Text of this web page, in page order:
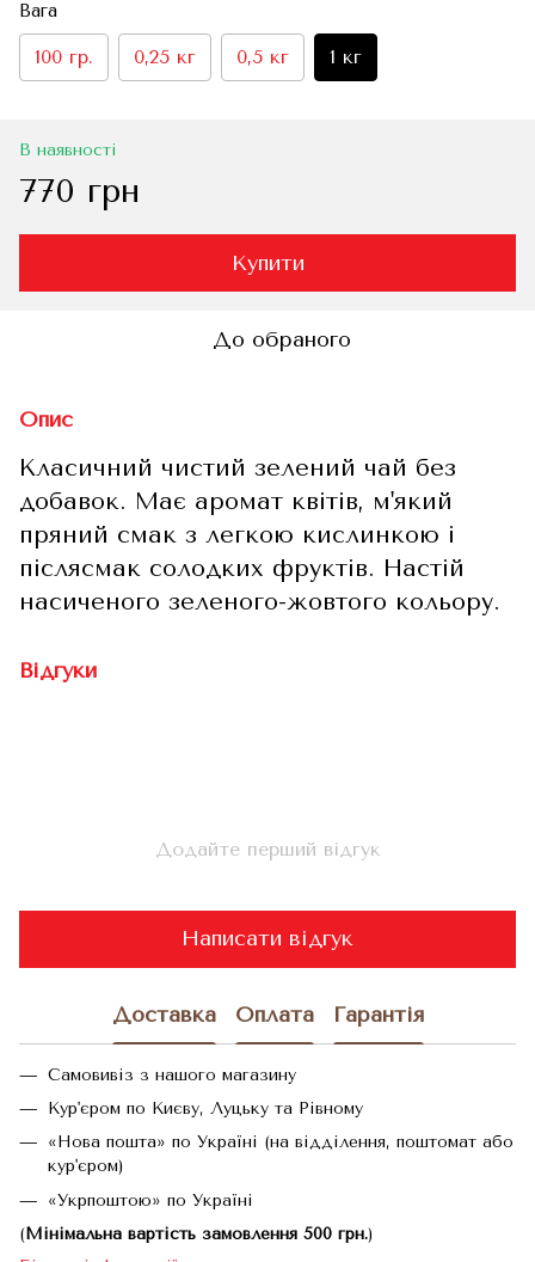
Вага
100 гр. 0,25 кг 0,5 кг 1 кг
В наявності
770 грн
Купити
До обраного
Опис
Класичний чистий зелений чай без
добавок. Має аромат квітів, м'який
пряний смак з легкою кислинкою і
післясмак солодких фруктів. Настій
насиченого зеленого-жовтого кольору.
Відгуки
Додайте перший відгук
Написати відгук
Доставка Оплата Гарантія
Самовивіз з нашого магазину
Кур'єром по Києву, Луцьку та Рівному
«Нова пошта» по Україні (на відділення, поштомат або
кур'єром)
«Укрпоштою» по Україні
(Мінімальна вартість замовлення 500 грн.)